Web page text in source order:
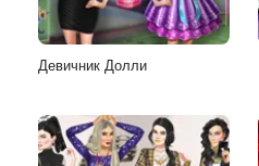
Девичник Долли